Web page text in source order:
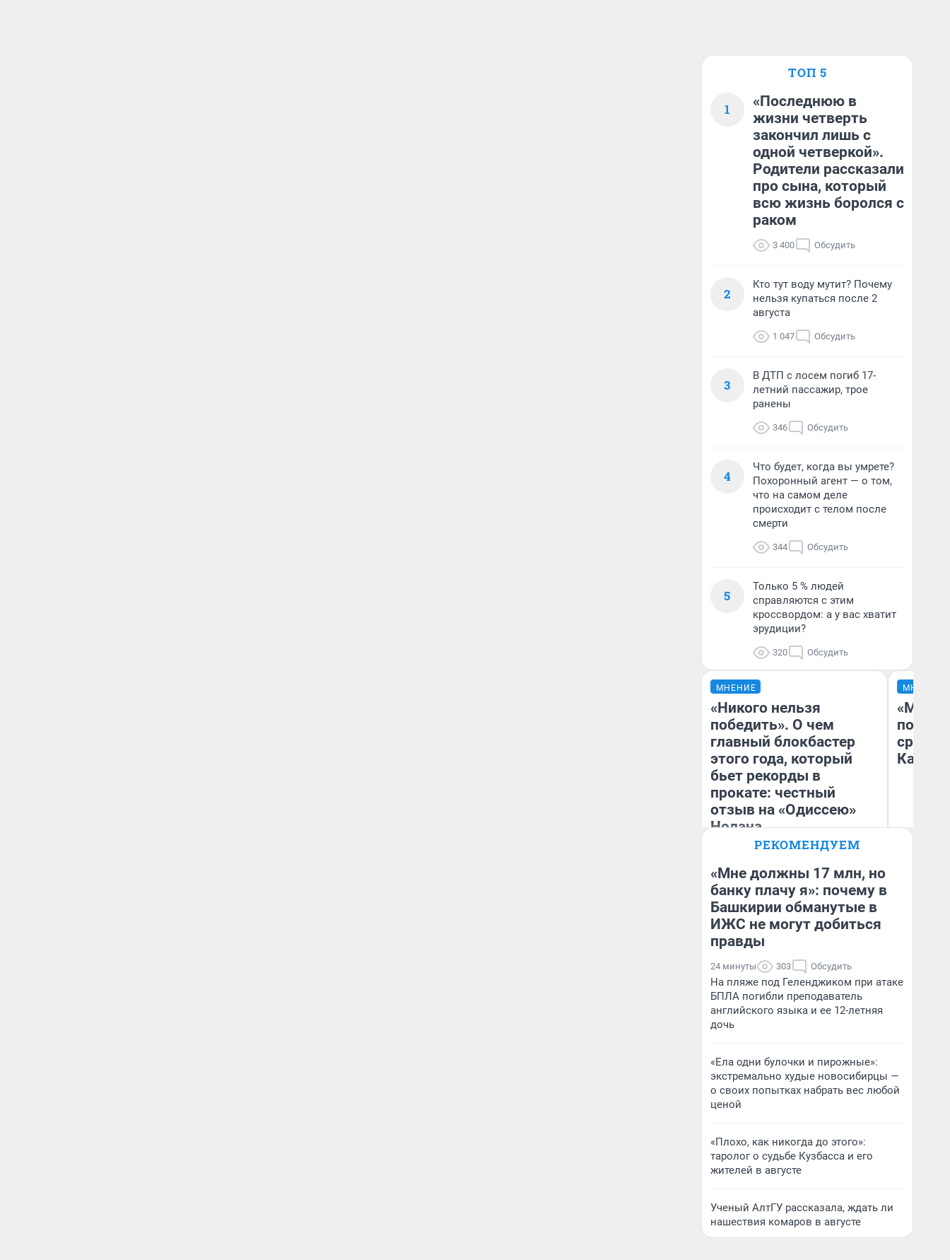
ТОП 5
1
«Последнюю в
жизни четверть
закончил лишь с
одной четверкой».
Родители рассказали
про сына, который
всю жизнь боролся с
раком
3 400 Обсудить
2
Кто тут воду мутит? Почему
нельзя купаться после 2
августа
1 047 Обсудить
3
В ДТП с лосем погиб 17-
летний пассажир, трое
ранены
346 Обсудить
4
Что будет, когда вы умрете?
Похоронный агент — о том,
что на самом деле
происходит с телом после
смерти
344 Обсудить
5
Только 5 % людей
справляются с этим
кроссвордом: а у вас хватит
эрудиции?
320 Обсудить
МНЕНИЕ
«Никого нельзя
победить». О чем
главный блокбастер
этого года, который
бьет рекорды в
прокате: честный
отзыв на «Одиссею»
Нолана
Стас Соколов
МНЕНИЕ
РЕКОМЕНДУЕМ
«Мне должны 17 млн, но
банку плачу я»: почему в
Башкирии обманутые в
ИЖС не могут добиться
правды
24 минуты 303 Обсудить
На пляже под Геленджиком при атаке
БПЛА погибли преподаватель
английского языка и ее 12-летняя
дочь
«Ела одни булочки и пирожные»:
экстремально худые новосибирцы —
о своих попытках набрать вес любой
ценой
«Плохо, как никогда до этого»:
таролог о судьбе Кузбасса и его
жителей в августе
Ученый АлтГУ рассказала, ждать ли
нашествия комаров в августе